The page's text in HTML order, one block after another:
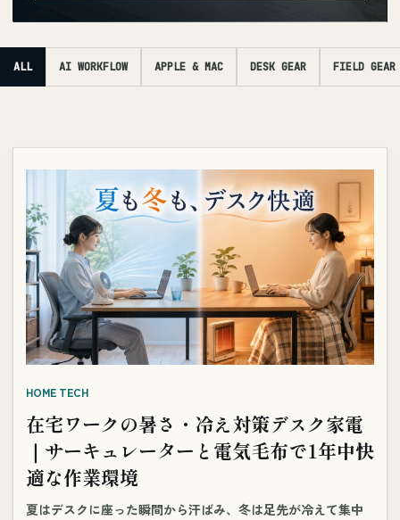
ALL AI WORKFLOW APPLE & MAC DESK GEAR FIELD GEAR
HOME TECH
在宅ワークの暑さ・冷え対策デスク家電
｜サーキュレーターと電気毛布で1年中快
適な作業環境
夏はデスクに座った瞬間から汗ばみ、冬は足先が冷えて集中